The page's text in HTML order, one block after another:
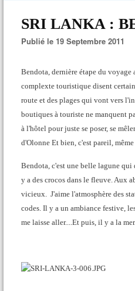
SRI LANKA :
Publié le 19 Septembre 2011
Bendota, dernière étape du
complexte touristique disent
route et des plages qui vont vers
boutiques à touriste ne manquent
à l'hôtel pour juste se poser, se
d'Olonne Et bien, c'est pareil,
Bendota, c'est une belle lagune
y a des crocos dans le fleuve. Aux
vicieux. J'aime l'atmosphère des
codes. Il y a un ambiance festive,
me laisse aller....Et puis, il y a la